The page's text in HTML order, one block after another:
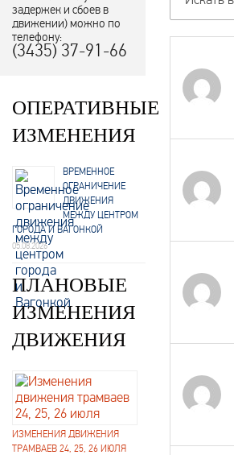
задержек и сбоев в
движении) можно по
телефону:
(3435) 37-91-66
ОПЕРАТИВНЫЕ
ИЗМЕНЕНИЯ
ВРЕМЕННОЕ
ОГРАНИЧЕНИЕ
ДВИЖЕНИЯ
МЕЖДУ ЦЕНТРОМ
ГОРОДА И ВАГОНКОЙ
05.08.2026
ПЛАНОВЫЕ
ИЗМЕНЕНИЯ
ДВИЖЕНИЯ
ИЗМЕНЕНИЯ ДВИЖЕНИЯ
ТРАМВАЕВ 24, 25, 26 ИЮЛЯ